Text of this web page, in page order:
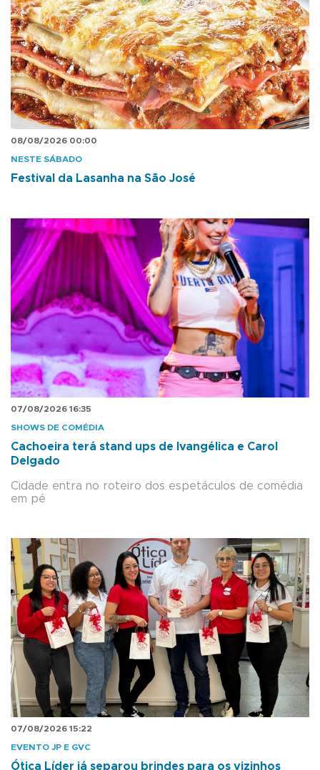
08/08/2026 00:00
NESTE SÁBADO
Festival da Lasanha na São José
07/08/2026 16:35
SHOWS DE COMÉDIA
Cachoeira terá stand ups de Ivangélica e Carol
Delgado
Cidade entra no roteiro dos espetáculos de comédia
em pé
07/08/2026 15:22
EVENTO JP E GVC
Ótica Líder já separou brindes para os vizinhos